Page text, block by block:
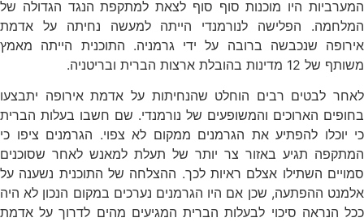
המערביות היו מוכנות סוף סוף לצאת למתקפת הנגד הגדולה של
המלחמה. הפלישה לנורמנדי הייתה למעשה נחיתה על אדמת
אירופה שנכבשה ברובה על ידי גרמניה. התוכנית הייתה מאמץ
משותף של 12 מדינות בהובלת ארצות הברית ובריטניה.
לאחר לבטים רבים הוחלט שהנחיתות על אדמת אירופה יתבצעו
בחופים הארוכים והמשופעים של נורמנדי. שם חשבו בעלות הברית
כי יוכלו להפתיע את הגרמנים ממקום לא צפוי. הגרמנים ציפו כי
המתקפה תגיע באזור צר יותר של תעלת למאנש לאחר שסוכנים
סמויים השתילו אצלם ראיות לכך. ההצלחה של התוכנית נשענה על
אלמנט ההפתעה, שכן אם היו הגרמנים נערכים במקום הנכון לא היה
ככל הנראה סיכוי לבעלות הברית המגיעים מהים לדרוך על אדמת